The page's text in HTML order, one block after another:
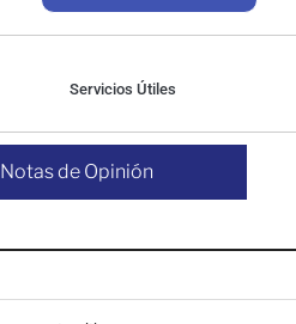
Servicios Útiles
Notas de Opinión